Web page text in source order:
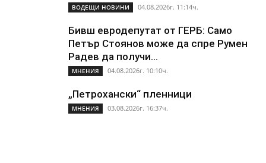
ВОДЕЩИ НОВИНИ 04.08.2026г. 11:14ч.
Бивш евродепутат от ГЕРБ: Само
Петър Стоянов може да спре Румен
Радев да получи...
МНЕНИЯ 04.08.2026г. 10:10ч.
„Петрохански“ пленници
МНЕНИЯ 03.08.2026г. 16:37ч.